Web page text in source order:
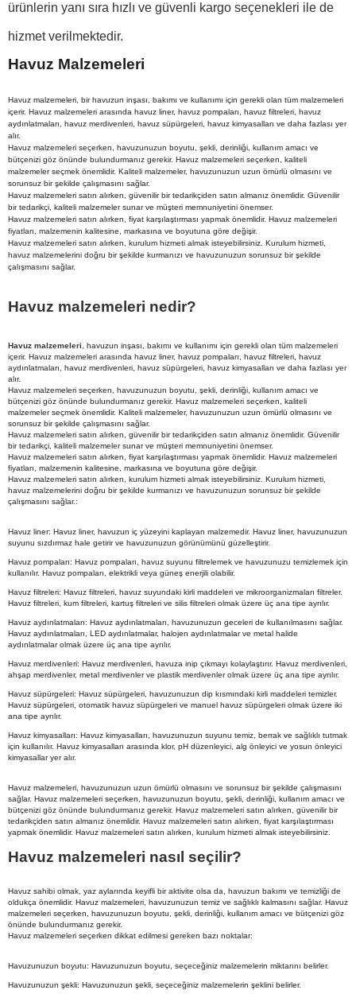
ürünlerin yanı sıra hızlı ve güvenli kargo seçenekleri ile de
hizmet verilmektedir.
Havuz Malzemeleri
Havuz malzemeleri, bir havuzun inşası, bakımı ve kullanımı için gerekli olan tüm malzemeleri
içerir. Havuz malzemeleri arasında havuz liner, havuz pompaları, havuz filtreleri, havuz
aydınlatmaları, havuz merdivenleri, havuz süpürgeleri, havuz kimyasalları ve daha fazlası yer
alır.
Havuz malzemeleri seçerken, havuzunuzun boyutu, şekli, derinliği, kullanım amacı ve
bütçenizi göz önünde bulundurmanız gerekir. Havuz malzemeleri seçerken, kaliteli
malzemeler seçmek önemlidir. Kaliteli malzemeler, havuzunuzun uzun ömürlü olmasını ve
sorunsuz bir şekilde çalışmasını sağlar.
Havuz malzemeleri satın alırken, güvenilir bir tedarikçiden satın almanız önemlidir. Güvenilir
bir tedarikçi, kaliteli malzemeler sunar ve müşteri memnuniyetini önemser.
Havuz malzemeleri satın alırken, fiyat karşılaştırması yapmak önemlidir. Havuz malzemeleri
fiyatları, malzemenin kalitesine, markasına ve boyutuna göre değişir.
Havuz malzemeleri satın alırken, kurulum hizmeti almak isteyebilirsiniz. Kurulum hizmeti,
havuz malzemelerini doğru bir şekilde kurmanızı ve havuzunuzun sorunsuz bir şekilde
çalışmasını sağlar.
Havuz malzemeleri nedir?
Havuz malzemeleri , havuzun inşası, bakımı ve kullanımı için gerekli olan tüm malzemeleri
içerir. Havuz malzemeleri arasında havuz liner, havuz pompaları, havuz filtreleri, havuz
aydınlatmaları, havuz merdivenleri, havuz süpürgeleri, havuz kimyasalları ve daha fazlası yer
alır.
Havuz malzemeleri seçerken, havuzunuzun boyutu, şekli, derinliği, kullanım amacı ve
bütçenizi göz önünde bulundurmanız gerekir. Havuz malzemeleri seçerken, kaliteli
malzemeler seçmek önemlidir. Kaliteli malzemeler, havuzunuzun uzun ömürlü olmasını ve
sorunsuz bir şekilde çalışmasını sağlar.
Havuz malzemeleri satın alırken, güvenilir bir tedarikçiden satın almanız önemlidir. Güvenilir
bir tedarikçi, kaliteli malzemeler sunar ve müşteri memnuniyetini önemser.
Havuz malzemeleri satın alırken, fiyat karşılaştırması yapmak önemlidir. Havuz malzemeleri
fiyatları, malzemenin kalitesine, markasına ve boyutuna göre değişir.
Havuz malzemeleri satın alırken, kurulum hizmeti almak isteyebilirsiniz. Kurulum hizmeti,
havuz malzemelerini doğru bir şekilde kurmanızı ve havuzunuzun sorunsuz bir şekilde
çalışmasını sağlar.:
Havuz liner: Havuz liner, havuzun iç yüzeyini kaplayan malzemedir. Havuz liner, havuzunuzun
suyunu sızdırmaz hale getirir ve havuzunuzun görünümünü güzelleştirir.
Havuz pompaları: Havuz pompaları, havuz suyunu filtrelemek ve havuzunuzu temizlemek için
kullanılır. Havuz pompaları, elektrikli veya güneş enerjili olabilir.
Havuz filtreleri: Havuz filtreleri, havuz suyundaki kirli maddeleri ve mikroorganizmaları filtreler.
Havuz filtreleri, kum filtreleri, kartuş filtreleri ve silis filtreleri olmak üzere üç ana tipe ayrılır.
Havuz aydınlatmaları: Havuz aydınlatmaları, havuzunuzun geceleri de kullanılmasını sağlar.
Havuz aydınlatmaları, LED aydınlatmalar, halojen aydınlatmalar ve metal halide
aydınlatmalar olmak üzere üç ana tipe ayrılır.
Havuz merdivenleri: Havuz merdivenleri, havuza inip çıkmayı kolaylaştırır. Havuz merdivenleri,
ahşap merdivenler, metal merdivenler ve plastik merdivenler olmak üzere üç ana tipe ayrılır.
Havuz süpürgeleri: Havuz süpürgeleri, havuzunuzun dip kısmındaki kirli maddeleri temizler.
Havuz süpürgeleri, otomatik havuz süpürgeleri ve manuel havuz süpürgeleri olmak üzere iki
ana tipe ayrılır.
Havuz kimyasalları: Havuz kimyasalları, havuzunuzun suyunu temiz, berrak ve sağlıklı tutmak
için kullanılır. Havuz kimyasalları arasında klor, pH düzenleyici, alg önleyici ve yosun önleyici
kimyasallar yer alır.
Havuz malzemeleri, havuzunuzun uzun ömürlü olmasını ve sorunsuz bir şekilde çalışmasını
sağlar. Havuz malzemeleri seçerken, havuzunuzun boyutu, şekli, derinliği, kullanım amacı ve
bütçenizi göz önünde bulundurmanız gerekir. Havuz malzemeleri satın alırken, güvenilir bir
tedarikçiden satın almanız önemlidir. Havuz malzemeleri satın alırken, fiyat karşılaştırması
yapmak önemlidir. Havuz malzemeleri satın alırken, kurulum hizmeti almak isteyebilirsiniz.
Havuz malzemeleri nasıl seçilir?
Havuz sahibi olmak, yaz aylarında keyifli bir aktivite olsa da, havuzun bakımı ve temizliği de
oldukça önemlidir. Havuz malzemeleri, havuzunuzun temiz ve sağlıklı kalmasını sağlar. Havuz
malzemeleri seçerken, havuzunuzun boyutu, şekli, derinliği, kullanım amacı ve bütçenizi göz
önünde bulundurmanız gerekir.
Havuz malzemeleri seçerken dikkat edilmesi gereken bazı noktalar:
Havuzunuzun boyutu: Havuzunuzun boyutu, seçeceğiniz malzemelerin miktarını belirler.
Havuzunuzun şekli: Havuzunuzun şekli, seçeceğiniz malzemelerin şeklini belirler.